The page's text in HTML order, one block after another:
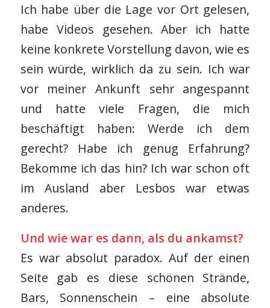
Ich habe über die Lage vor Ort gelesen,
habe Videos gesehen. Aber ich hatte
keine konkrete Vorstellung davon, wie es
sein würde, wirklich da zu sein. Ich war
vor meiner Ankunft sehr angespannt
und hatte viele Fragen, die mich
beschäftigt haben: Werde ich dem
gerecht? Habe ich genug Erfahrung?
Bekomme ich das hin? Ich war schon oft
im Ausland aber Lesbos war etwas
anderes.
Und wie war es dann, als du ankamst?
Es war absolut paradox. Auf der einen
Seite gab es diese schönen Strände,
Bars, Sonnenschein – eine absolute